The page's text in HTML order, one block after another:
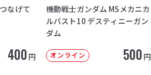
なげて
400円
機動戦士ガンダム MSメカニカ
ルバスト10 デスティニーガン
ダム
オンライン 500円